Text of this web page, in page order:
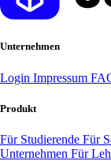
Unternehmen
Login Impressum
Produkt
Für Studierende Für
Unternehmen Für